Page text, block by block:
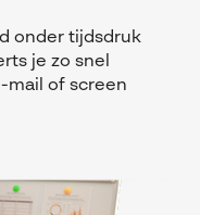
onder tijdsdruk
je zo snel
mail of screen